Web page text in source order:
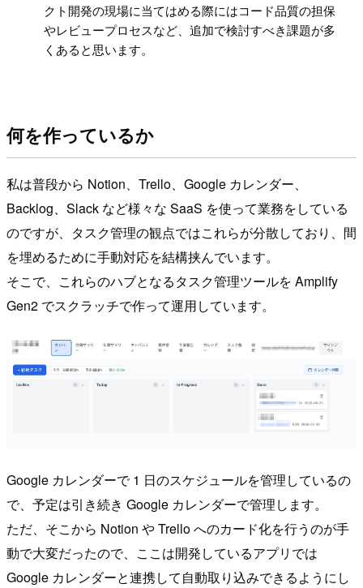
クト開発の現場に当てはめる際にはコード品質の担保
やレビュープロセスなど、追加で検討すべき課題が多
くあると思います。
何を作っているか
私は普段から Notion、Trello、Google カレンダー、
Backlog、Slack など様々な SaaS を使って業務をしている
のですが、タスク管理の観点ではこれらが分散しており、間
を埋めるために手動対応を結構挟んでいます。
そこで、これらのハブとなるタスク管理ツールを Amplify
Gen2 でスクラッチで作って運用しています。
Google カレンダーで 1 日のスケジュールを管理しているの
で、予定は引き続き Google カレンダーで管理します。
ただ、そこから Notion や Trello へのカード化を行うのが手
動で大変だったので、ここは開発しているアプリでは
Google カレンダーと連携して自動取り込みできるようにし